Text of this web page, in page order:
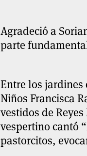
Agradeció a
parte
Entre los jardines
Niños Francisca
vestidos de
vespertino cantó
pastorcitos,